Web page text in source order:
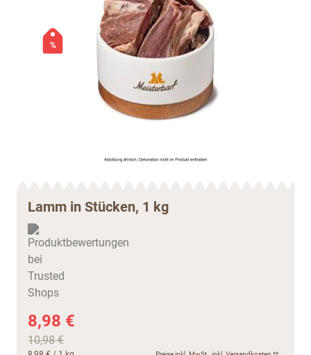
%
Lamm in Stücken, 1 kg
8,98 €
10,98 €